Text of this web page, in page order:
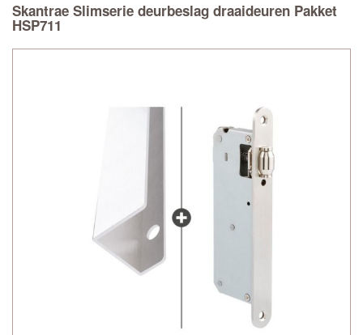
Skantrae Slimserie deurbeslag draaideuren Pakket
HSP711